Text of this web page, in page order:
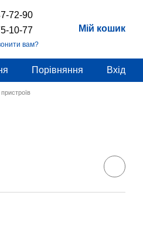
72-90
10-77
вам?
Мій кошик
Порівняння Вхід